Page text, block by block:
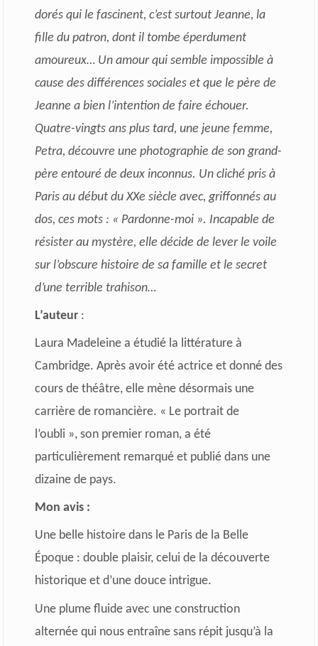
dorés qui le fascinent, c’est surtout Jeanne, la
fille du patron, dont il tombe éperdument
amoureux… Un amour qui semble impossible à
cause des différences sociales et que le père de
Jeanne a bien l’intention de faire échouer.
Quatre-vingts ans plus tard, une jeune femme,
Petra, découvre une photographie de son grand-
père entouré de deux inconnus. Un cliché pris à
Paris au début du XXe siècle avec, griffonnés au
dos, ces mots : « Pardonne-moi ». Incapable de
résister au mystère, elle décide de lever le voile
sur l’obscure histoire de sa famille et le secret
d’une terrible trahison…
L’auteur:
Laura Madeleine a étudié la littérature à
Cambridge. Après avoir été actrice et donné des
cours de théâtre, elle mène désormais une
carrière de romancière. « Le portrait de
l’oubli », son premier roman, a été
particulièrement remarqué et publié dans une
dizaine de pays.
Mon avis :
Une belle histoire dans le Paris de la Belle
Époque : double plaisir, celui de la découverte
historique et d’une douce intrigue.
Une plume fluide avec une construction
alternée qui nous entraîne sans répit jusqu’à la